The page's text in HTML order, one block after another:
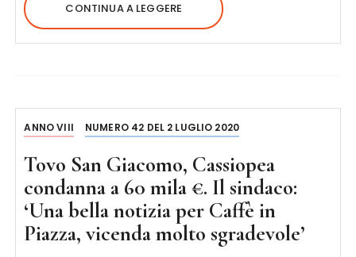
CONTINUA A LEGGERE
ANNO VIII NUMERO 42 DEL 2 LUGLIO 2020
Tovo San Giacomo, Cassiopea
condanna a 60 mila €. Il sindaco:
‘Una bella notizia per Caffè in
Piazza, vicenda molto sgradevole’